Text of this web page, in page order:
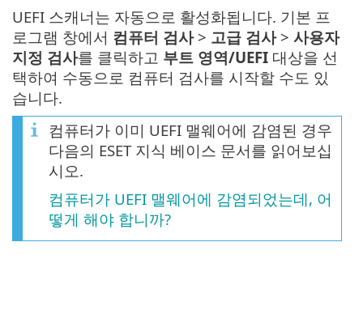
UEFI 스캐너는 자동으로 활성화됩니다. 기본 프
로그램 창에서 컴퓨터 검사> 고급 검사> 사용자
지정 검사를 클릭하고 부트 영역/UEFI 대상을 선
택하여 수동으로 컴퓨터 검사를 시작할 수도 있
습니다.
컴퓨터가 이미 UEFI 맬웨어에 감염된 경우
다음의 ESET 지식 베이스 문서를 읽어보십
시오.
컴퓨터가 UEFI 맬웨어에 감염되었는데, 어
떻게 해야 합니까?